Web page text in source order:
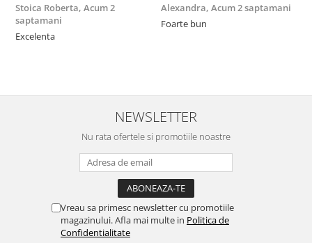
Stoica Roberta, Acum 2
saptamani
Excelenta
Alexandra, Acum 2 saptamani
Foarte bun
NEWSLETTER
Nu rata ofertele si promotiile noastre
Vreau sa primesc newsletter cu promotiile
magazinului. Afla mai multe in Politica de
Confidentialitate